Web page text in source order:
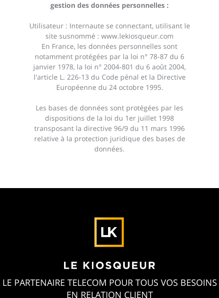
gestion des données personnelles :
Utilisateur : Internaute se connectant, utilisant le
site susnommé : www.lekiosqueur.com
En France, les données personnelles sont
notamment protégées par la loi n° 78-87 du 6
janvier 1978, la loi n° 2004-801 du 6 août 2004,
l'article L. 226-13 du Code pénal et la Directive
Européenne du 24 octobre 1995.
Les bases de données sont protégées par les
dispositions de la loi du 1er juillet 1998
transposant la directive 96/9 du 11 mars 1996
relative à la protection juridique des bases de
données.
LE PARTENAIRE TELECOM POUR TOUS VOS BESOINS
EN RELATION CLIENT